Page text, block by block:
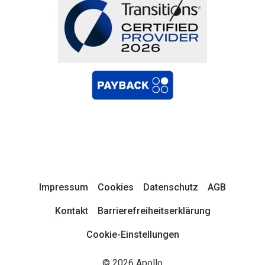
Impressum Cookies Datenschutz AGB
Kontakt Barrierefreiheitserklärung
Cookie-Einstellungen